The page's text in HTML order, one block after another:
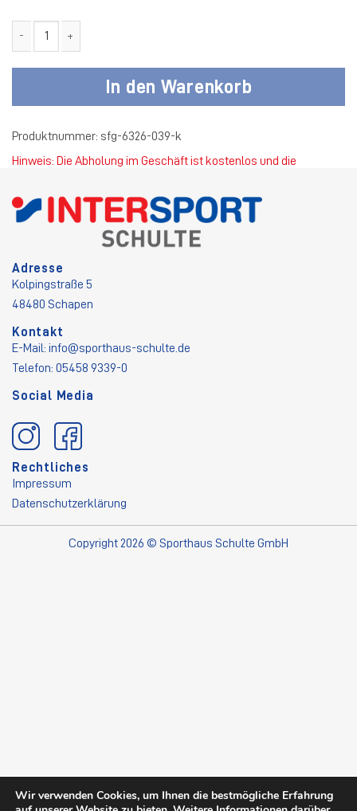
In den Warenkorb
Produktnummer: sfg-6326-039-k
Hinweis: Die Abholung im Geschäft ist kostenlos und die
Adresse
Kolpingstraße 5
48480 Schapen
Kontakt
E-Mail: info@sporthaus-schulte.de
Telefon: 05458 9339-0
Social Media
Rechtliches
Impressum
Datenschutzerklärung
Copyright 2026 © Sporthaus Schulte GmbH
Wir verwenden Cookies, um Ihnen die bestmögliche Erfahrung